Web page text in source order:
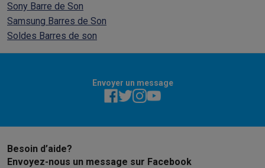
Sony Barre de Son
Samsung Barres de Son
Soldes Barres de son
Envoyer un message
Besoin d’aide?
Envoyez-nous un message sur Facebook